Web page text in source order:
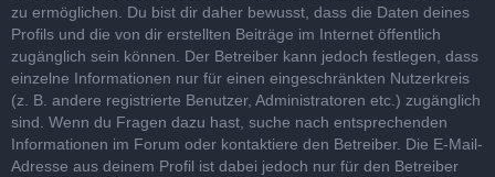
zu ermöglichen. Du bist dir daher bewusst, dass die Daten deines
Profils und die von dir erstellten Beiträge im Internet öffentlich
zugänglich sein können. Der Betreiber kann jedoch festlegen, dass
einzelne Informationen nur für einen eingeschränkten Nutzerkreis
(z. B. andere registrierte Benutzer, Administratoren etc.) zugänglich
sind. Wenn du Fragen dazu hast, suche nach entsprechenden
Informationen im Forum oder kontaktiere den Betreiber. Die E-Mail-
Adresse aus deinem Profil ist dabei jedoch nur für den Betreiber